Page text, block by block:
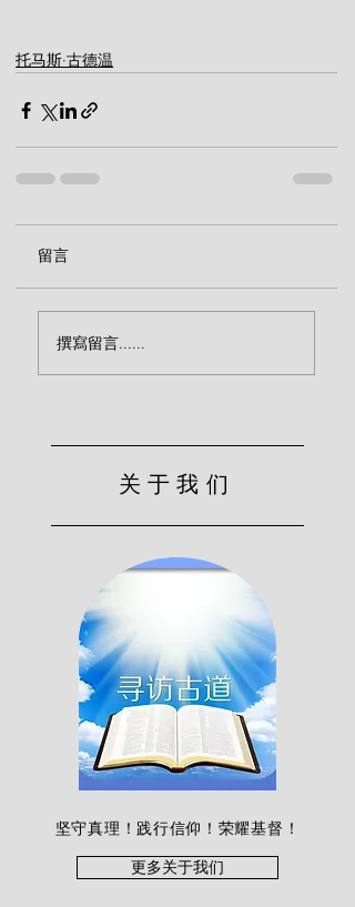
托马斯·古德温
留言
撰寫留言......
关于我们
坚守真理！践行信仰！荣耀基督！
更多关于我们